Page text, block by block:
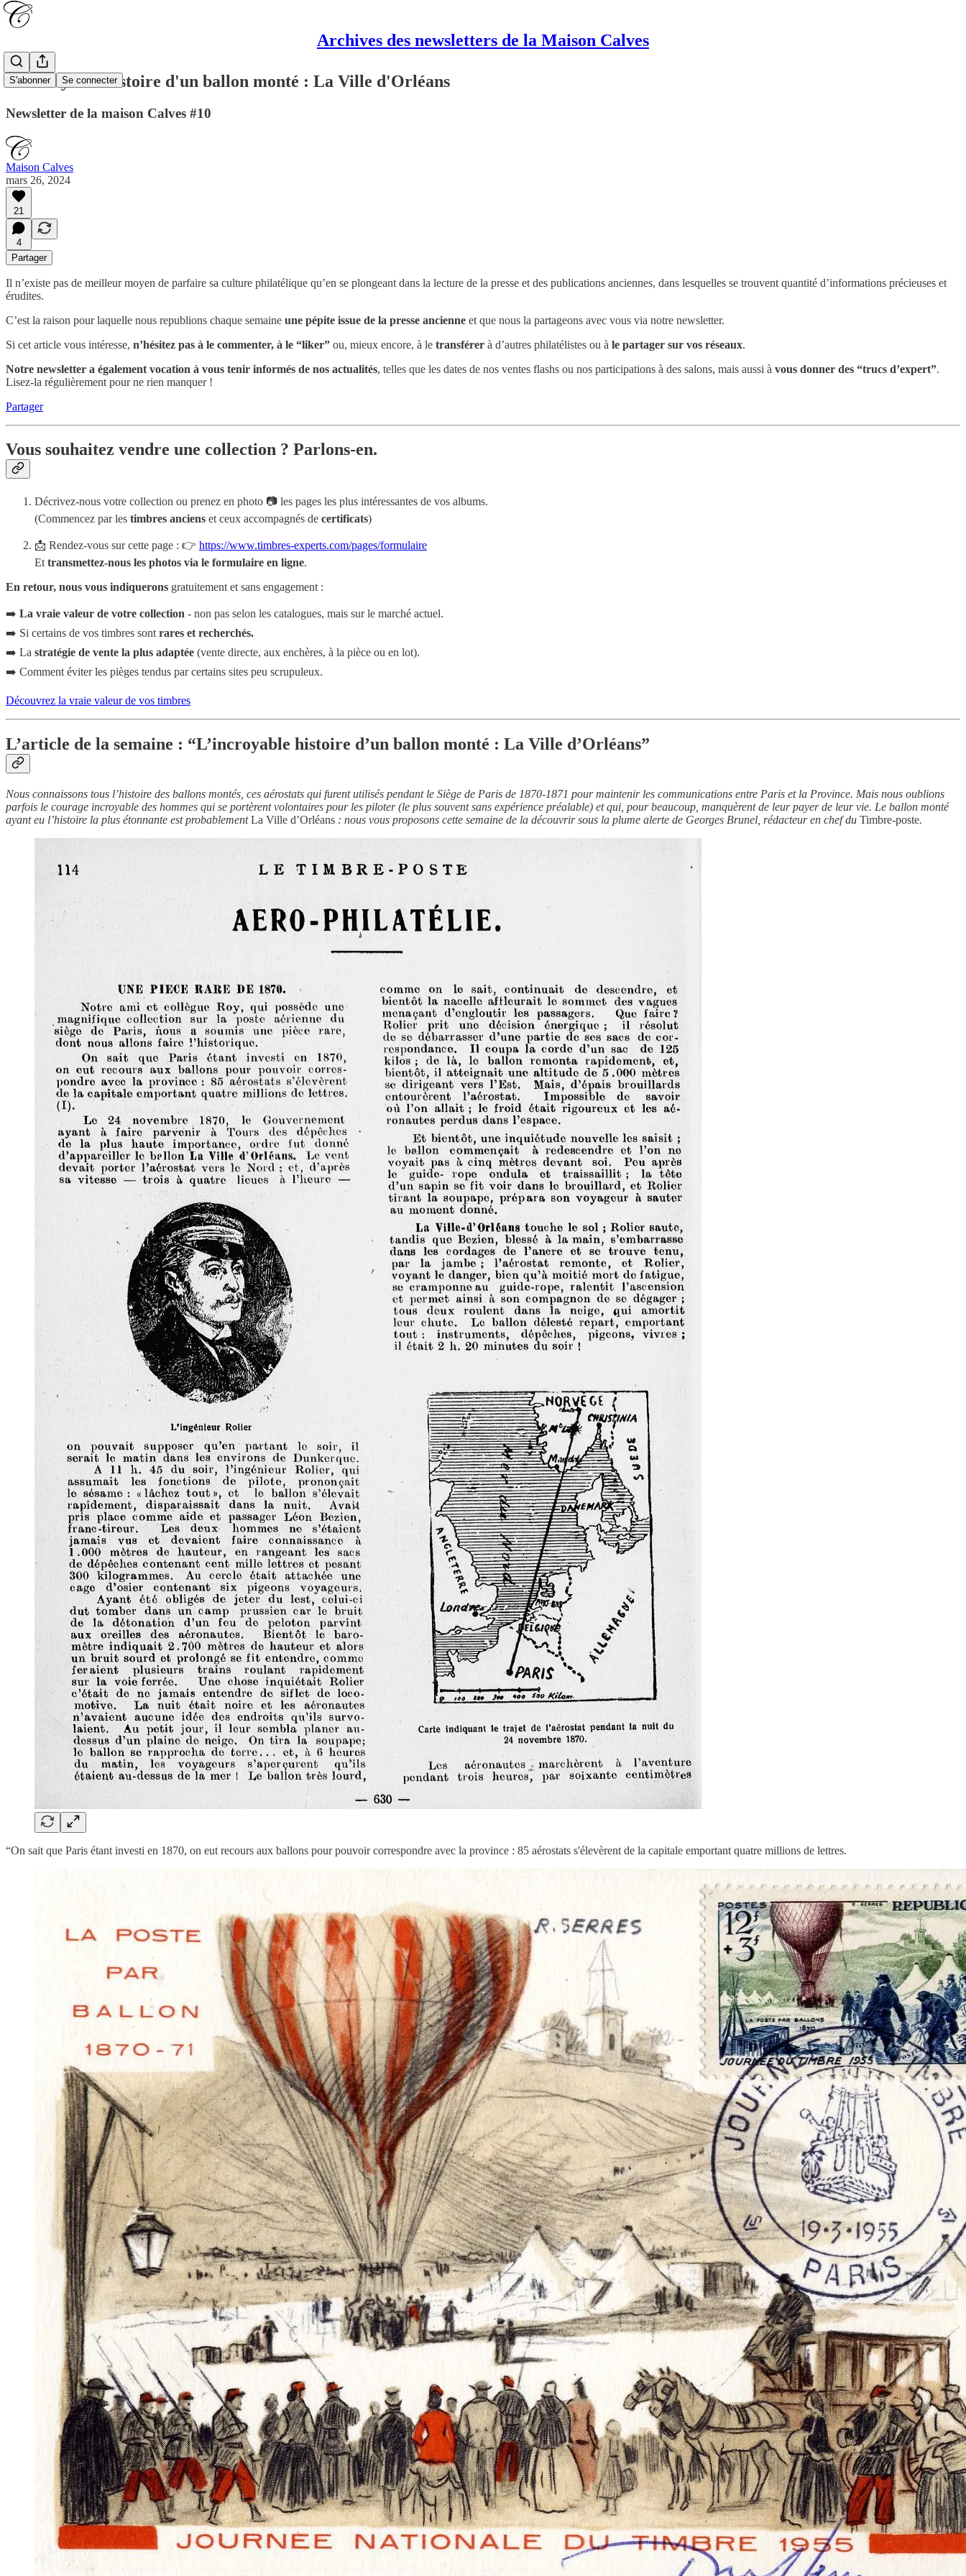
Archives des newsletters de la Maison Calves
S'abonner Se connecter
L'incroyable histoire d'un ballon monté : La Ville d'Orléans
Newsletter de la maison Calves #10
Maison Calves
mars 26, 2024
21
4
Partager
Il n’existe pas de meilleur moyen de parfaire sa culture philatélique qu’en se plongeant dans la lecture de la presse et des publications anciennes, dans lesquelles se trouvent quantité d’informations précieuses et
érudites.
C’est la raison pour laquelle nous republions chaque semaine une pépite issue de la presse ancienne et que nous la partageons avec vous via notre newsletter.
Si cet article vous intéresse, n’hésitez pas à le commenter, à le “liker” ou, mieux encore, à le transférer à d’autres philatélistes ou à le partager sur vos réseaux.
Notre newsletter a également vocation à vous tenir informés de nos actualités, telles que les dates de nos ventes flashs ou nos participations à des salons, mais aussi à vous donner des “trucs d’expert”.
Lisez-la régulièrement pour ne rien manquer !
Partager
Vous souhaitez vendre une collection ? Parlons-en.
Décrivez-nous votre collection ou prenez en photo 📷 les pages les plus intéressantes de vos albums.
(Commencez par les timbres anciens et ceux accompagnés de certificats)
📩 Rendez-vous sur cette page : 👉 https://www.timbres-experts.com/pages/formulaire
Et transmettez-nous les photos via le formulaire en ligne.
En retour, nous vous indiquerons gratuitement et sans engagement :
➡️ La vraie valeur de votre collection - non pas selon les catalogues, mais sur le marché actuel.
➡️ Si certains de vos timbres sont rares et recherchés.
➡️ La stratégie de vente la plus adaptée (vente directe, aux enchères, à la pièce ou en lot).
➡️ Comment éviter les pièges tendus par certains sites peu scrupuleux.
Découvrez la vraie valeur de vos timbres
L’article de la semaine : “L’incroyable histoire d’un ballon monté : La Ville d’Orléans”
Nous connaissons tous l’histoire des ballons montés, ces aérostats qui furent utilisés pendant le Siège de Paris de 1870-1871 pour maintenir les communications entre Paris et la Province. Mais nous oublions
parfois le courage incroyable des hommes qui se portèrent volontaires pour les piloter (le plus souvent sans expérience préalable) et qui, pour beaucoup, manquèrent de leur payer de leur vie. Le ballon monté
ayant eu l’histoire la plus étonnante est probablementLa Ville d’Orléans : nous vous proposons cette semaine de la découvrir sous la plume alerte de Georges Brunel, rédacteur en chef du Timbre-poste.
“On sait que Paris étant investi en 1870, on eut recours aux ballons pour pouvoir correspondre avec la province : 85 aérostats s'élevèrent de la capitale emportant quatre millions de lettres.